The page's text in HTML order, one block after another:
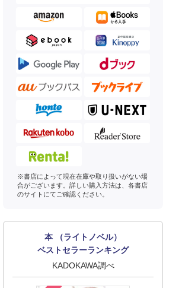
※書店によって現在在庫や取り扱いがない場
合がございます。詳しい購入方法は、各書店
のサイトにてご確認ください。
本 （ライトノベル）
ベストセラーランキング
KADOKAWA調べ